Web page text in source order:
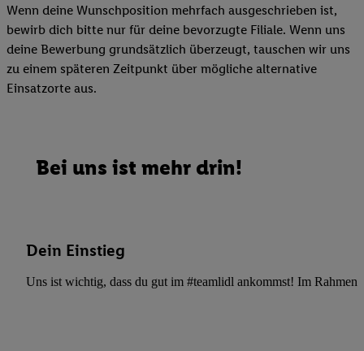
Wenn deine Wunschposition mehrfach ausgeschrieben ist,
bewirb dich bitte nur für deine bevorzugte Filiale. Wenn uns
deine Bewerbung grundsätzlich überzeugt, tauschen wir uns
zu einem späteren Zeitpunkt über mögliche alternative
Einsatzorte aus.
Bei uns ist mehr drin!
Dein Einstieg
Uns ist wichtig, dass du gut im #teamlidl ankommst! Im Rahmen